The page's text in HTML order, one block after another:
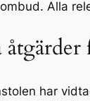
Alla
har